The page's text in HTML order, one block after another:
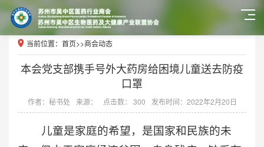
当前位置： 首页>>商会动态
本会党支部携手号外大药房给困境儿童送去防疫
口罩
作者：秘书处 来源： 点击数： 300 发布时间：2022年2月20日
儿童是家庭的希望，是国家和民族的未